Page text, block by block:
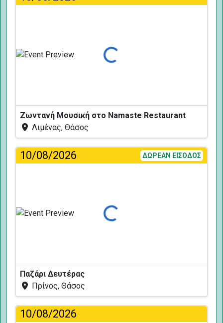
Φόρτωση...
Ζωντανή Μουσική στο Namaste Restaurant
Λιμένας, Θάσος
10/08/2026 ΔΩΡΕΑΝ ΕΙΣΟΔΟΣ
Φόρτωση...
Παζάρι Δευτέρας
Πρίνος, Θάσος
10/08/2026